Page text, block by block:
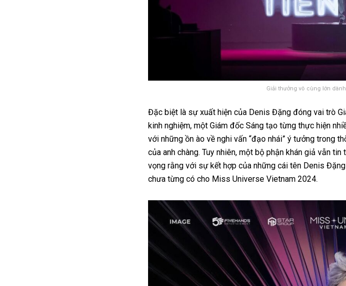
Giải thưởng vô cùng lớn
Đặc biệt là sự xuất hiện của Denis Đặng đóng vai trò
kinh nghiệm, một Giám đốc Sáng tạo từng thực hiện
với những ồn ào về nghi vấn “đạo nhái” ý tưởng trong
của anh chàng. Tuy nhiên, một bộ phận khán giả vẫn
vọng rằng với sự kết hợp của những cái tên Denis
chưa từng có cho Miss Universe Vietnam 2024.